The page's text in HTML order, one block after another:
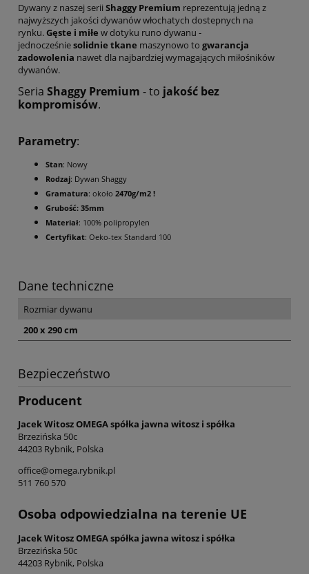
Dywany z naszej serii Shaggy Premium reprezentują jedną z
najwyższych jakości dywanów włochatych dostepnych na
rynku.Gęste i miłe w dotyku runo dywanu -
jednocześniesolidnie tkane maszynowo to gwarancja
zadowolenia nawet dla najbardziej wymagających miłośników
dywanów.
Seria Shaggy Premium - to jakość bez
kompromisów.
Parametry:
Stan: Nowy
Rodzaj: Dywan Shaggy
Gramatura: około 2470g/m2 !
Grubość: 35mm
Materiał: 100% polipropylen
Certyfikat: Oeko-tex Standard 100
Dane techniczne
Rozmiar dywanu
200 x 290 cm
Bezpieczeństwo
Producent
Jacek Witosz OMEGA spółka jawna witosz i spółka
Brzezińska 50c
44203 Rybnik, Polska
office@omega.rybnik.pl
511 760 570
Osoba odpowiedzialna na terenie UE
Jacek Witosz OMEGA spółka jawna witosz i spółka
Brzezińska 50c
44203 Rybnik, Polska